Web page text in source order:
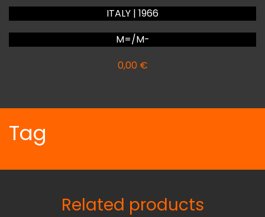
ITALY | 1966
M=/M-
0,00 €
Tag
Related products